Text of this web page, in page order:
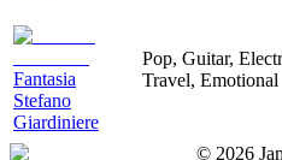
Fantasia
Stefano
Giardiniere
Pop, Guitar,
Travel, Emotional
© 2026